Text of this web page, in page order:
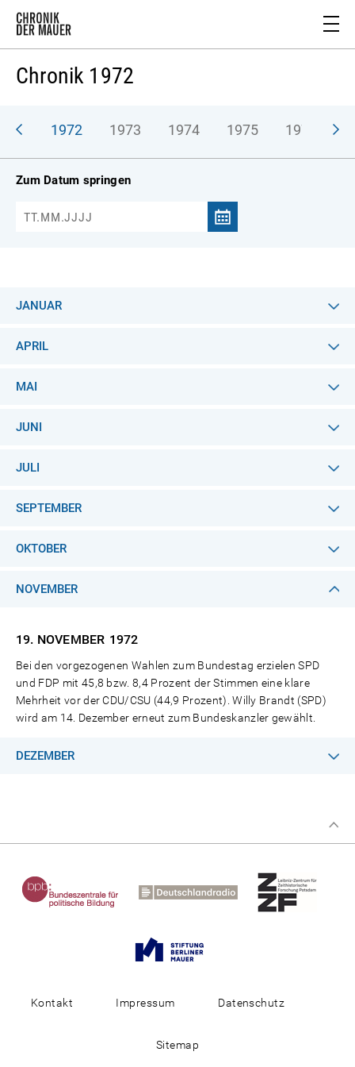
Chronik 1972
1972 1973 1974 1975 1976
Zum Datum springen
JANUAR
APRIL
MAI
JUNI
JULI
SEPTEMBER
OKTOBER
NOVEMBER
19. NOVEMBER 1972
Bei den vorgezogenen Wahlen zum Bundestag erzielen SPD
und FDP mit 45,8 bzw. 8,4 Prozent der Stimmen eine klare
Mehrheit vor der CDU/CSU (44,9 Prozent). Willy Brandt (SPD)
wird am 14. Dezember erneut zum Bundeskanzler gewählt.
DEZEMBER
Kontakt Impressum Datenschutz
Sitemap